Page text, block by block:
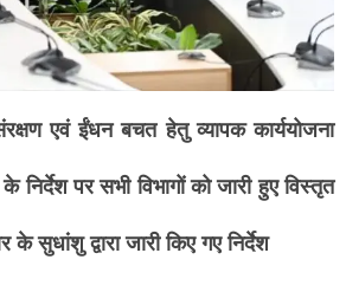
एवं ईंधन बचत हेतु व्यापक कार्ययोजना
निर्देश पर सभी विभागों को जारी हुए विस्तृत
सुधांशु द्वारा जारी किए गए निर्देश